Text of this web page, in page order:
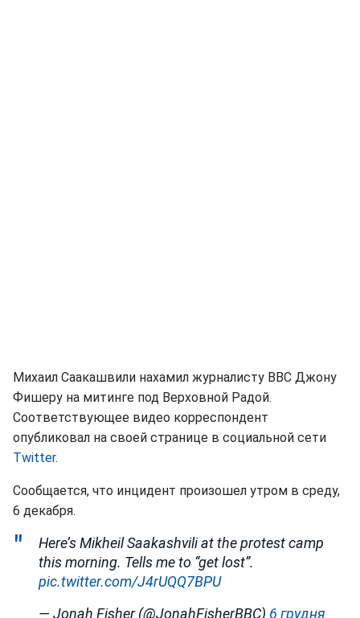
Михаил Саакашвили нахамил журналисту ВВС Джону
Фишеру на митинге под Верховной Радой.
Соответствующее видео корреспондент
опубликовал на своей странице в социальной сети
Twitter.
Сообщается, что инцидент произошел утром в среду,
6 декабря.
Here’s Mikheil Saakashvili at the protest camp
this morning. Tells me to “get lost”.
pic.twitter.com/J4rUQQ7BPU
— Jonah Fisher (@JonahFisherBBC) 6 грудня